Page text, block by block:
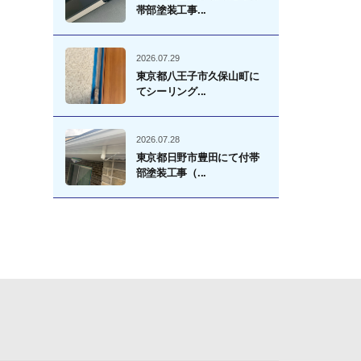
帯部塗装工事...
2026.07.29
東京都八王子市久保山町に
てシーリング...
2026.07.28
東京都日野市豊田にて付帯
部塗装工事（...